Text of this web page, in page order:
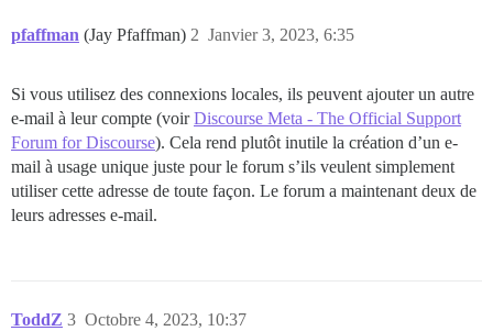
pfaffman (Jay Pfaffman) Janvier 3, 2023, 6:35
2
Si vous utilisez des connexions locales, ils peuvent ajouter un autre
e-mail à leur compte (voirDiscourse Meta - The Official Support
Forum for Discourse). Cela rend plutôt inutile la création d’un e-
mail à usage unique juste pour le forum s’ils veulent simplement
utiliser cette adresse de toute façon. Le forum a maintenant deux de
leurs adresses e-mail.
ToddZ Octobre 4, 2023, 10:37
3